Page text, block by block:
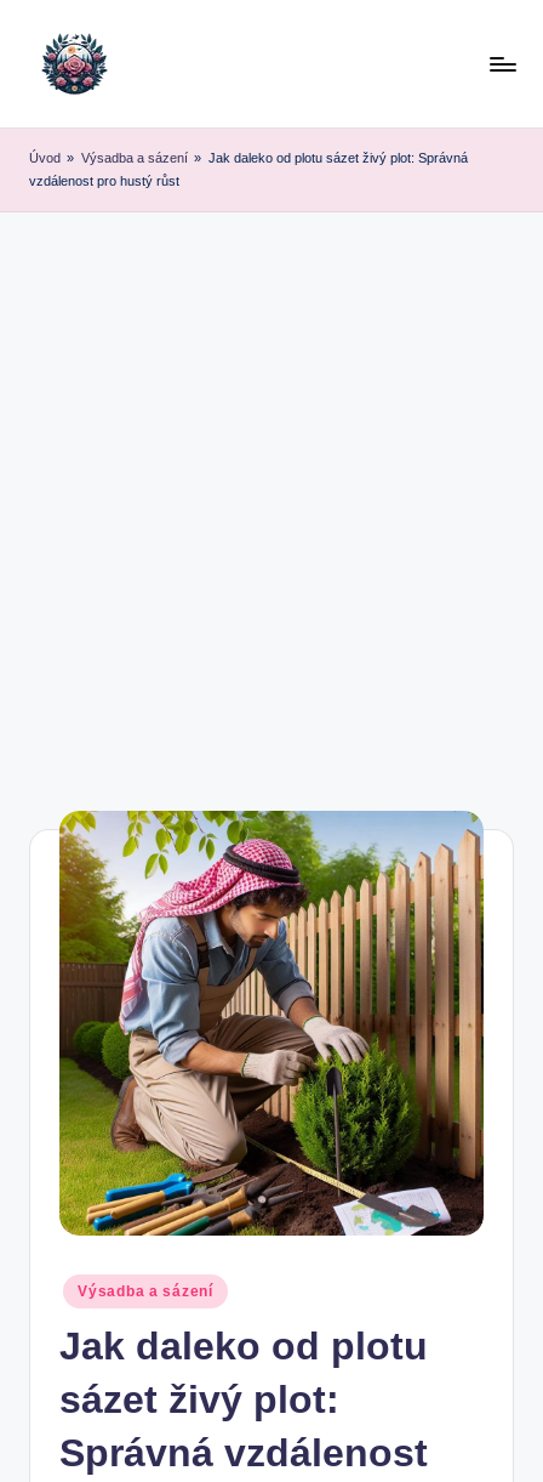
Úvod » Výsadba a sázení » Jak daleko od plotu sázet živý plot: Správná
vzdálenost pro hustý růst
Posted
in
Výsadba a sázení
Jak daleko od plotu
sázet živý plot:
Správná vzdálenost